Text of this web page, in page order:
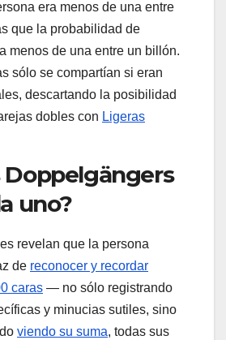
era menos de una entre
que la probabilidad de
menos de una entre un billón.
sólo se compartían si eran
descartando la posibilidad
dobles con Ligeras
Doppelgängers
uno?
revelan que la persona
de reconocer y recordar
caras — no sólo registrando
y minucias sutiles, sino
viendo su suma, todas sus